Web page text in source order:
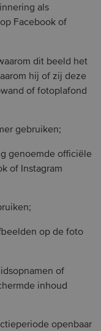
als
Facebook of
dit beeld het
hij of zij deze
of fotoplafond
gebruiken;
genoemde officiële
of Instagram
op de foto
of
inhoud
openbaar